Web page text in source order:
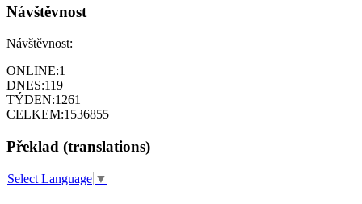
Návštěvnost
Návštěvnost:
ONLINE:1
DNES:119
TÝDEN:1261
CELKEM:1536855
Překlad (translations)
Select Language ▼